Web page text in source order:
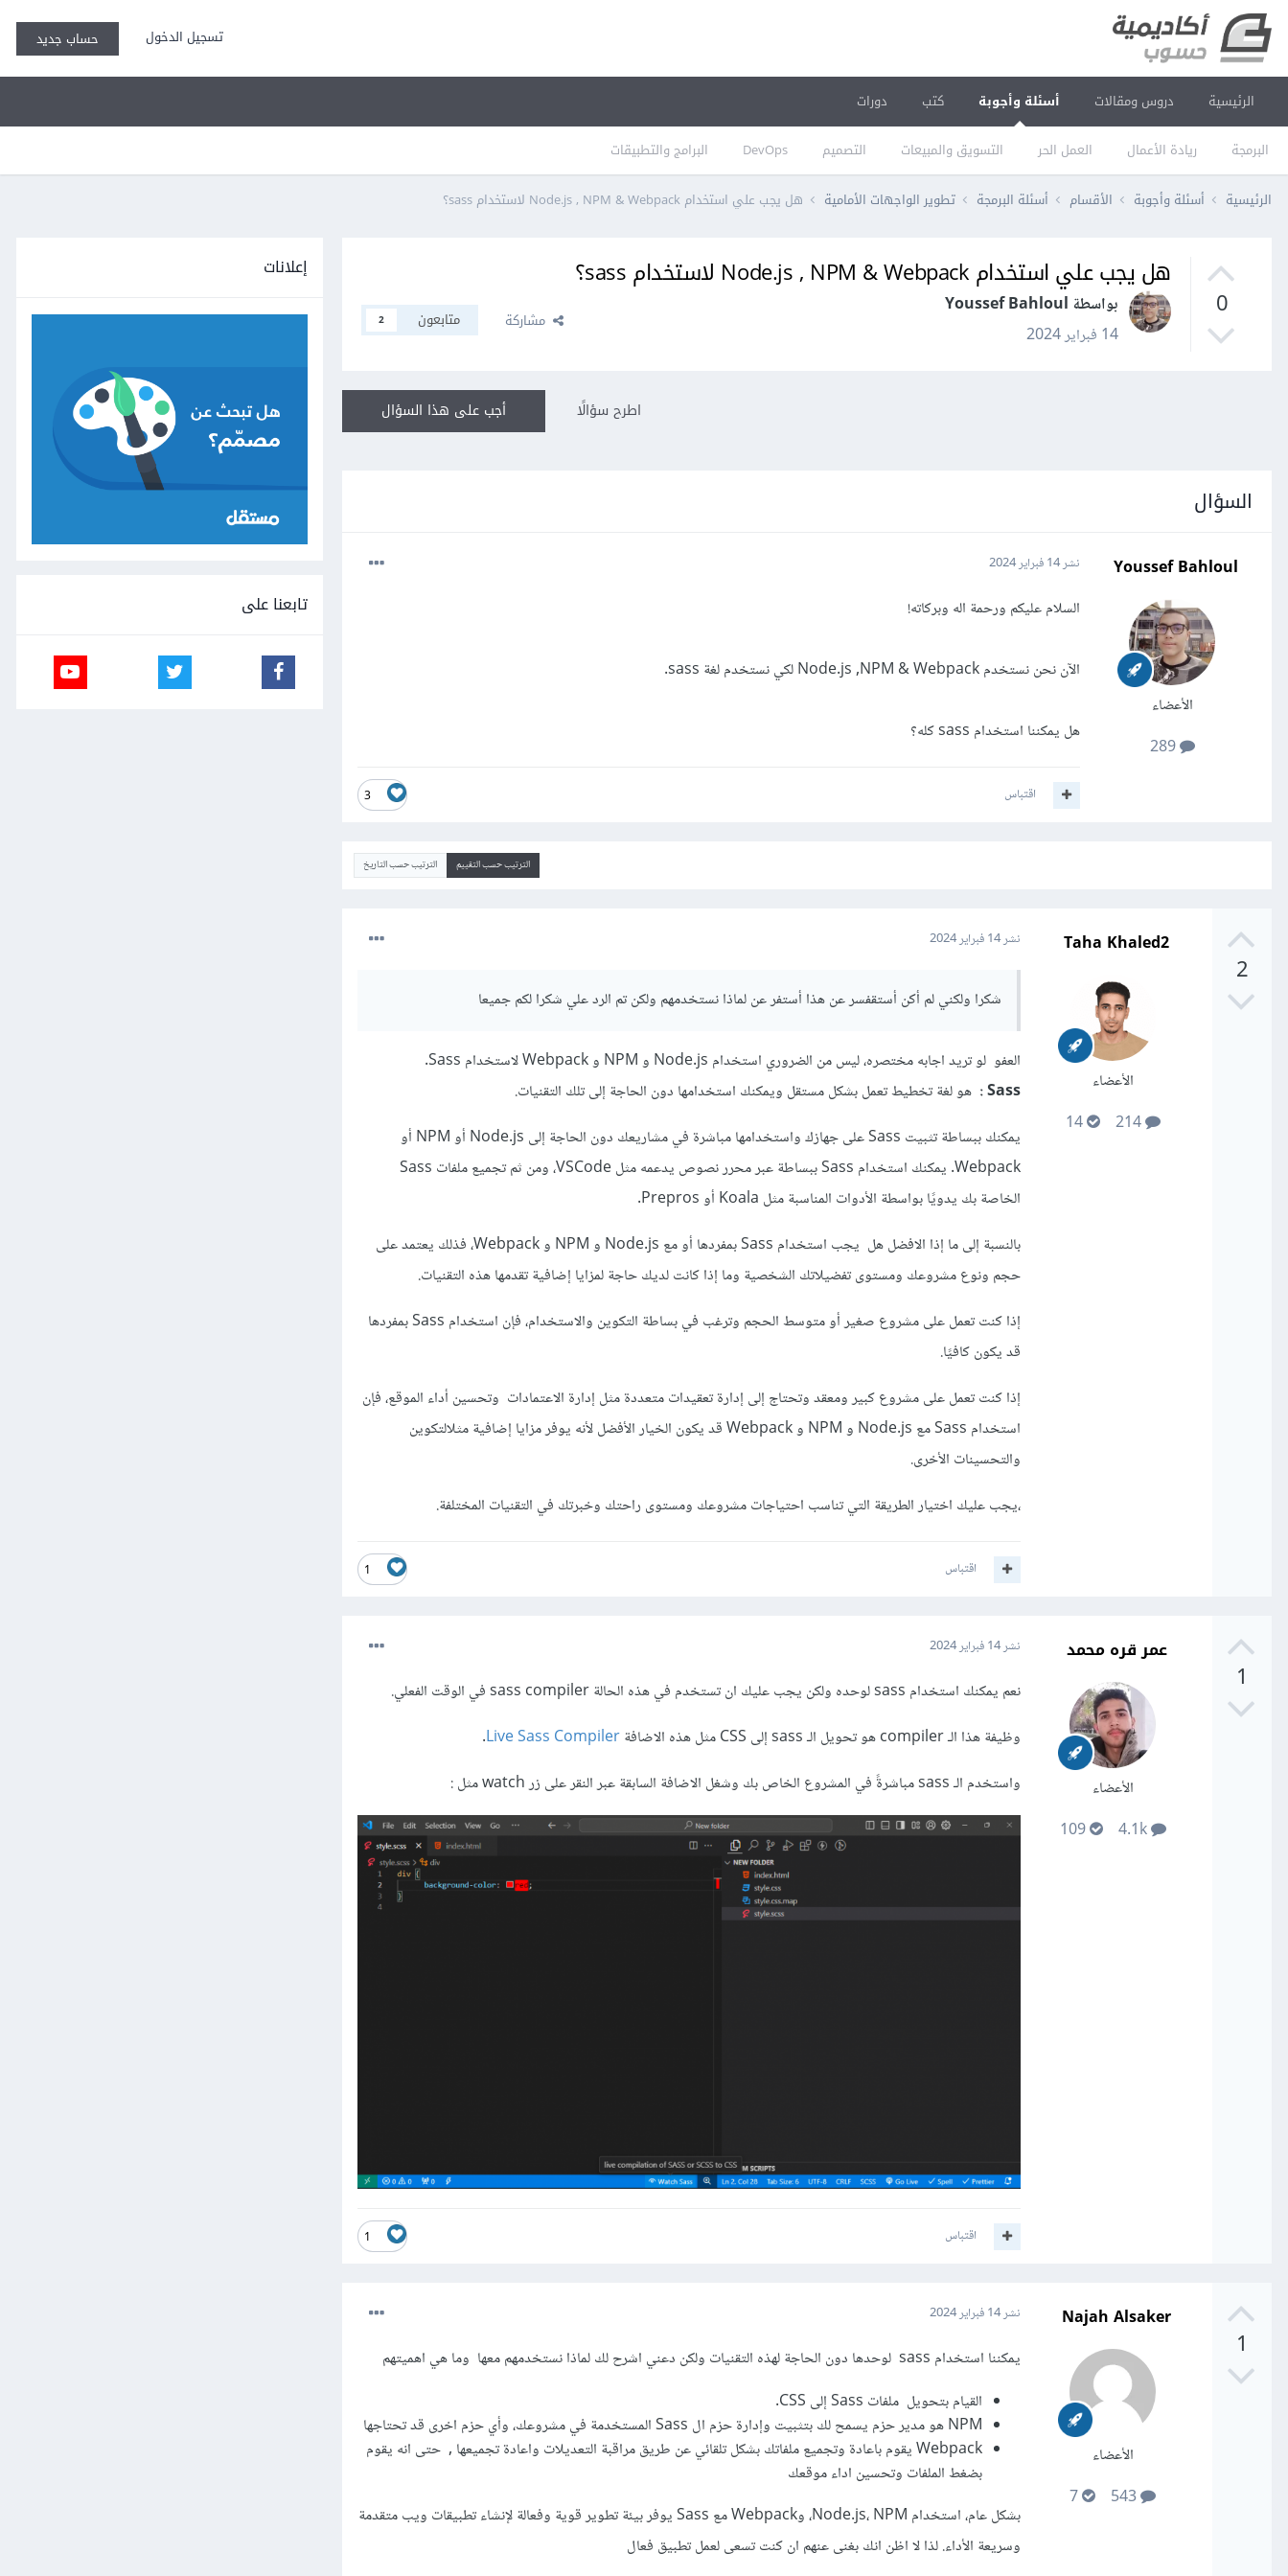
تسجيل الدخول حساب جديد
الرئيسية دروس ومقالات أسئلة وأجوبة
البرمجة ريادة الأعمال العمل الحر التسويق والمبيعات التصميم DevOps البرامج والتطبيقات
كتب دورات
الرئيسية أسئلة وأجوبة الأقسام أسئلة البرمجة تطوير الواجهات الأمامية هل يجب علي استخدام Node.js , NPM & Webpack لاستخدام sass؟
0
هل يجب علي استخدام Node.js , NPM & Webpack لاستخدام sass؟
بواسطة Youssef Bahloul
14 فبراير 2024
مشاركة متابعون 2
أجب على هذا السؤال اطرح سؤالًا
السؤال
Youssef Bahloul
الأعضاء
289
نشر14 فبراير 2024
السلام عليكم ورحمة اله وبركاته!
الآن نحن نستخدم Node.js ,NPM & Webpack لكي نستخدم لغة sass.
هل يمكننا استخدام sass كله؟
3 اقتباس
الترتيب حسب التقييم الترتيب حسب التاريخ
2
Taha Khaled2
الأعضاء
214
14
نشر14 فبراير 2024
شكرا ولكني لم أكن أستقفسر عن هذا أستفر عن لماذا نستخدمهم ولكن تم الرد علي شكرا لكم جميعا
العفو لو تريد اجابه مختصره، ليس من الضروري استخدام Node.js و NPM و Webpack لاستخدام Sass.
Sass
: هو لغة تخطيط تعمل بشكل مستقل ويمكنك استخدامها دون الحاجة إلى تلك التقنيات.
يمكنك ببساطة تثبيت Sass على جهازك واستخدامها مباشرة في مشاريعك دون الحاجة إلى Node.js أو NPM أو
Webpack. يمكنك استخدام Sass ببساطة عبر محرر نصوص يدعمه مثل VSCode، ومن ثم تجميع ملفات Sass
الخاصة بك يدويًا بواسطة الأدوات المناسبة مثل Koala أو Prepros.
بالنسبة إلى ما إذا الافضل هل يجب استخدام Sass بمفردها أو مع Node.js و NPM و Webpack، فذلك يعتمد على
حجم ونوع مشروعك ومستوى تفضيلاتك الشخصية وما إذا كانت لديك حاجة لمزايا إضافية تقدمها هذه التقنيات.
إذا كنت تعمل على مشروع صغير أو متوسط الحجم وترغب في بساطة التكوين والاستخدام، فإن استخدام Sass بمفردها
قد يكون كافيًا.
إذا كنت تعمل على مشروع كبير ومعقد وتحتاج إلى إدارة تعقيدات متعددة مثل إدارة الاعتمادات وتحسين أداء الموقع، فإن
استخدام Sass مع Node.js و NPM و Webpack قد يكون الخيار الأفضل لأنه يوفر مزايا إضافية مثلالتكوين
والتحسينات الأخرى.
،يجب عليك اختيار الطريقة التي تناسب احتياجات مشروعك ومستوى راحتك وخبرتك في التقنيات المختلفة.
1 اقتباس
1
عمر قره محمد
الأعضاء
4.1k
109
نشر14 فبراير 2024
نعم يمكنك استخدام sass لوحده ولكن يجب عليك ان تستخدم في هذه الحالة sass compiler في الوقت الفعلي.
وظيفة هذا الـ compiler هو تحويل الـ sass إلى CSS مثل هذه الاضافة
Live Sass Compiler
.
واستخدم الـ sass مباشرةً في المشروع الخاص بك وشغل الاضافة السابقة عبر النقر على زر watch مثل
:
1 اقتباس
1
Najah Alsaker
الأعضاء
نشر14 فبراير 2024
يمكننا استخدام sass لوحدها دون الحاجة لهذه التقنيات ولكن دعني اشرح لك لماذا نستخدمهم معها وما هي اهميتهم
القيام بتحويل ملفات Sass إلى CSS.
NPM هو مدير حزم يسمح لك بتثبيت وإدارة حزم ال Sass المستخدمة في مشروعك، وأي حزم اخرى قد تحتاجها
Webpack يقوم باعادة وتجميع ملفاتك بشكل تلقائي عن طريق مراقبة التعديلات واعادة تجميعها , حتى انه يقوم
بضغط الملفات وتحسين اداء موقعك
بشكل عام، استخدام Node.js، NPM، وWebpack مع Sass يوفر بيئة تطوير قوية وفعالة لإنشاء تطبيقات ويب متقدمة
وسريعة الأداء. لذا لا اظن انك بغنى عنهم ان كنت تسعى لعمل تطبيق فعال
إعلانات
تابعنا على